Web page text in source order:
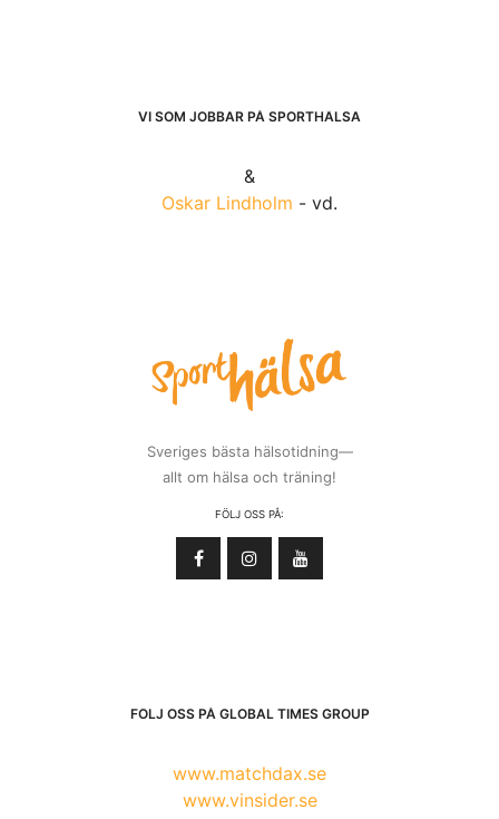
VI SOM JOBBAR PÅ SPORTHÄLSA
&
Oskar Lindholm - vd.
Sveriges bästa hälsotidning—
allt om hälsa och träning!
FÖLJ OSS PÅ:
FÖLJ OSS PÅ GLOBAL TIMES GROUP
www.matchdax.se
www.vinsider.se